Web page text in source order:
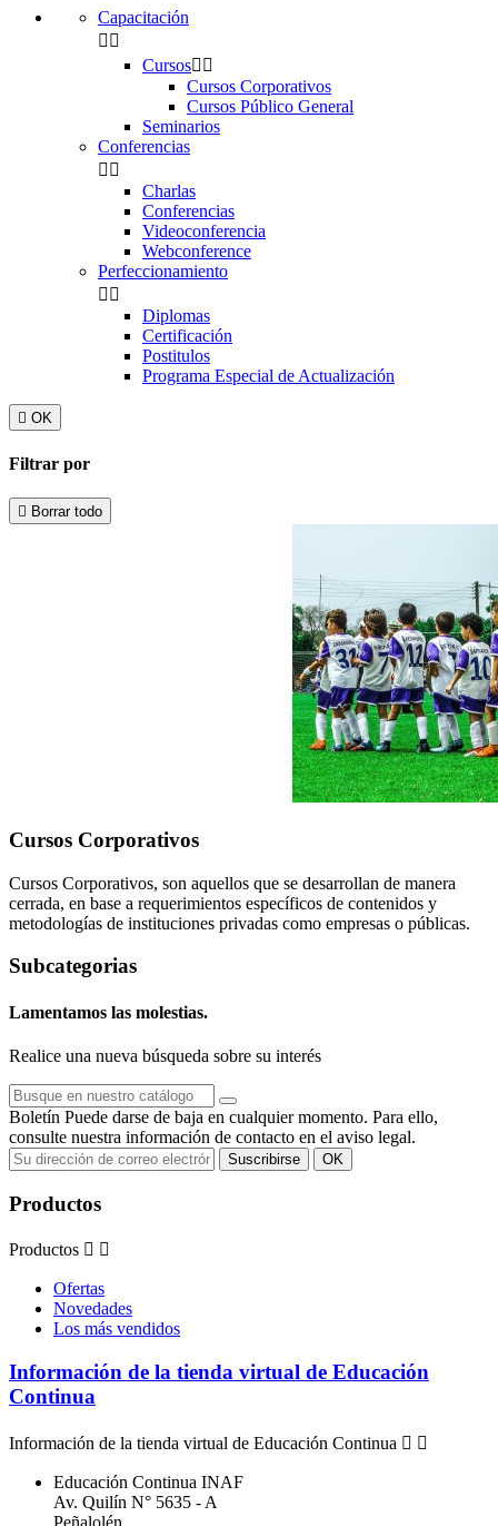
Capacitación
 
Cursos 
Cursos Corporativos
Cursos Público General
Seminarios
Conferencias
 
Charlas
Conferencias
Videoconferencia
Webconference
Perfeccionamiento
 
Diplomas
Certificación
Postitulos
Programa Especial de Actualización
 OK
Filtrar por
 Borrar todo
Cursos Corporativos
Cursos Corporativos, son aquellos que se desarrollan de manera
cerrada, en base a requerimientos específicos de contenidos y
metodologías de instituciones privadas como empresas o públicas.
Subcategorias
Lamentamos las molestias.
Realice una nueva búsqueda sobre su interés
Boletín Puede darse de baja en cualquier momento. Para ello,
consulte nuestra información de contacto en el aviso legal.
Productos
Productos  
Ofertas
Novedades
Los más vendidos
Información de la tienda virtual de Educación
Continua
Información de la tienda virtual de Educación Continua  
Educación Continua INAF
Av. Quilín N° 5635 - A
Peñalolén